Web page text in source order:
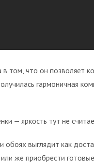
том, что он позволяет
гармоничная
— яркость тут не
обоях выглядит как
же приобрести